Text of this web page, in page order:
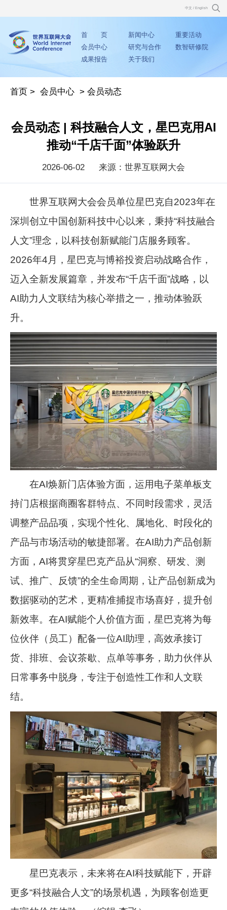
中文 / English
首 页 新闻中心
重要活动
会员中心
研究与合作
数智研修院
成果报告
关于我们
首页 > 会员中心 >会员动态
会员动态 | 科技融合人文，星巴克用AI
推动“千店千面”体验跃升
2026-06-02 来源：世界互联网大会
世界互联网大会会员单位星巴克自2023年在
深圳创立中国创新科技中心以来，秉持“科技融合
人文”理念，以科技创新赋能门店服务顾客。
2026年4月，星巴克与博裕投资启动战略合作，
迈入全新发展篇章，并发布“千店千面”战略，以
AI助力人文联结为核心举措之一，推动体验跃
升。
在AI焕新门店体验方面，运用电子菜单板支
持门店根据商圈客群特点、不同时段需求，灵活
调整产品品项，实现个性化、属地化、时段化的
产品与市场活动的敏捷部署。在AI助力产品创新
方面，AI将贯穿星巴克产品从“洞察、研发、测
试、推广、反馈”的全生命周期，让产品创新成为
数据驱动的艺术，更精准捕捉市场喜好，提升创
新效率。在AI赋能个人价值方面，星巴克将为每
位伙伴（员工）配备一位AI助理，高效承接订
货、排班、会议茶歇、点单等事务，助力伙伴从
日常事务中脱身，专注于创造性工作和人文联
结。
星巴克表示，未来将在AI科技赋能下，开辟
更多“科技融合人文”的场景机遇，为顾客创造更